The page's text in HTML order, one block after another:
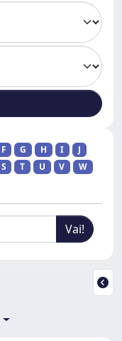
F G H I
J
S T U V
W